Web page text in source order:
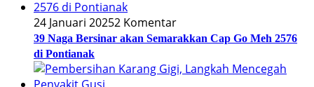
24 Januari 20252 Komentar
39 Naga Bersinar akan Semarakkan Cap Go Meh 2576
di Pontianak